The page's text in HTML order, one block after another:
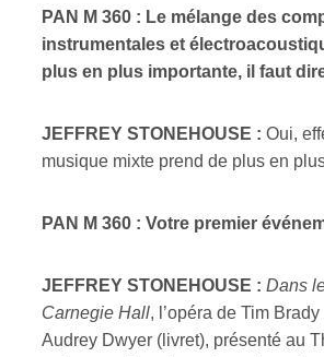
PAN M 360 : Le mélange des
instrumentales et
plus en plus importante, il faut
JEFFREY STONEHOUSE : Oui,
musique mixte prend de plus en
PAN M 360 : Votre premier
JEFFREY STONEHOUSE : Dans
Carnegie Hall, l’opéra de Tim
Audrey Dwyer (livret), présenté au